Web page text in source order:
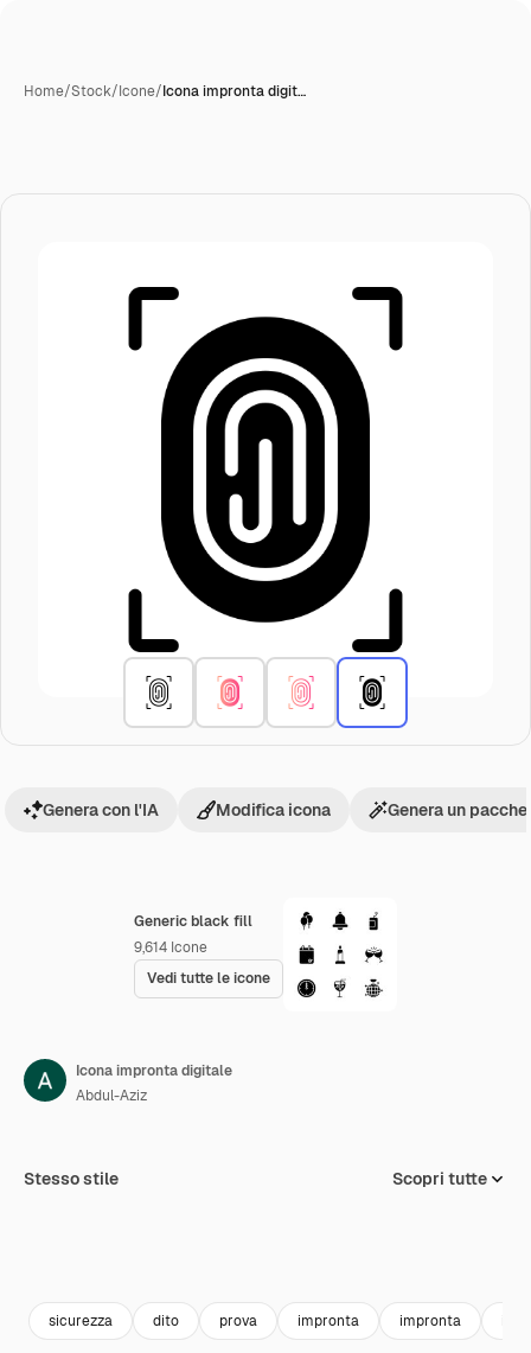
Home/Stock/Icone/Icona impronta digit…
Generic black fill
9,614 Icone
Vedi tutte le icone
Genera con l'IA Modifica icona Genera un
Icona impronta digitale
Abdul-Aziz
Stesso stile Scopri tutte
sicurezza dito prova impronta impronta